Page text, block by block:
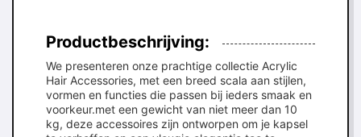
Productbeschrijving:
We presenteren onze prachtige collectie Acrylic
Hair Accessories, met een breed scala aan stijlen,
vormen en functies die passen bij ieders smaak en
voorkeur.met een gewicht van niet meer dan 10
kg, deze accessoires zijn ontworpen om je kapsel